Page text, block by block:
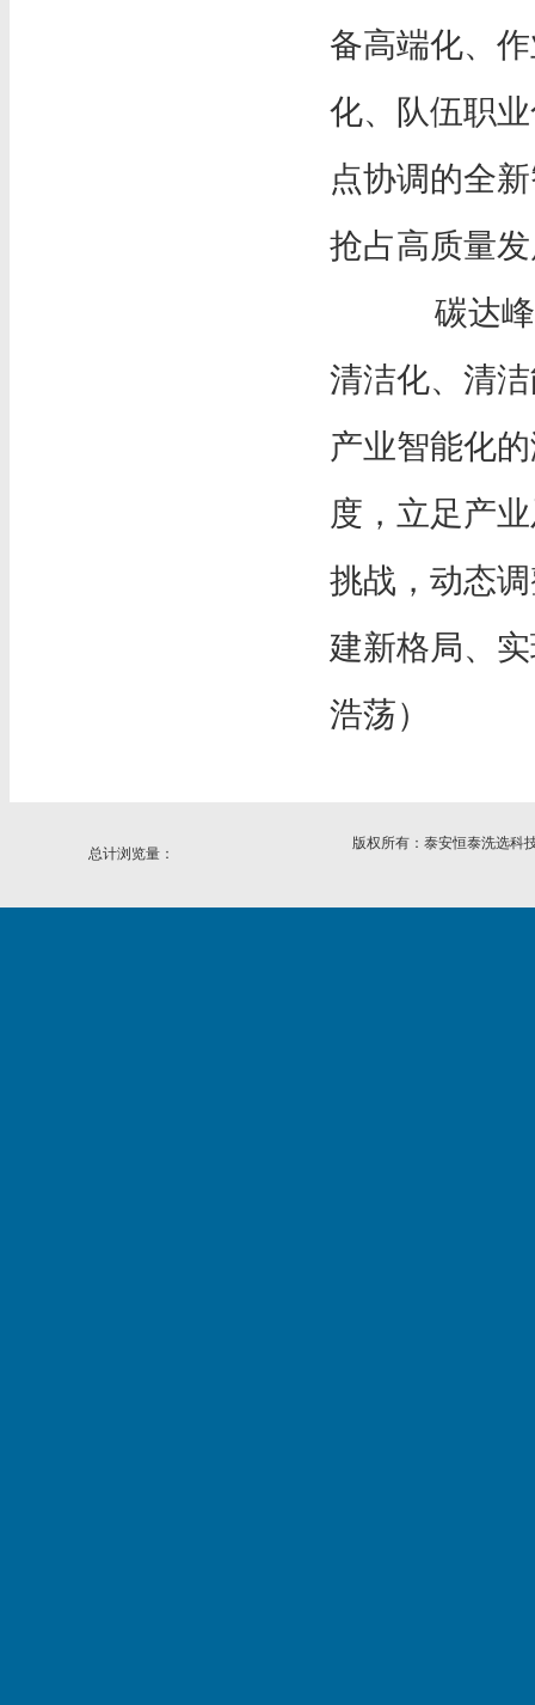
备高端化、
化、队伍职
点协调的全
抢占高质量
碳达峰
清洁化、清
产业智能化
度，立足产
挑战，动态
建新格局、
浩荡）
总计浏览量：
版权所有： 泰安恒泰洗选科